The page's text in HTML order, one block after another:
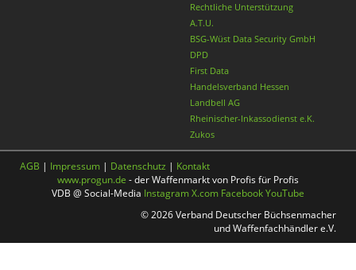
Rechtliche Unterstützung
A.T.U.
BSG-Wüst Data Security GmbH
DPD
First Data
Handelsverband Hessen
Landbell AG
Rheinischer-Inkassodienst e.K.
Zukos
AGB | Impressum | Datenschutz | Kontakt
www.progun.de - der Waffenmarkt von Profis für Profis
VDB @ Social-Media InstagramX.com FacebookYouTube
© 2026 Verband Deutscher Büchsenmacher
und Waffenfachhändler e.V.